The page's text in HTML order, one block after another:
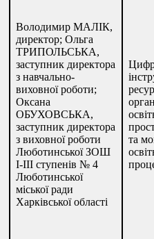
Володимир МАЛІК,
директор; Ольга
ТРИПОЛЬСЬКА,
заступник директора
з навчально-
виховної роботи;
Оксана
ОБУХОВСЬКА,
заступник директора
з виховної роботи
Люботинської ЗОШ
І-ІІІ ступенів № 4
Люботинської
міської ради
Харківської області
та